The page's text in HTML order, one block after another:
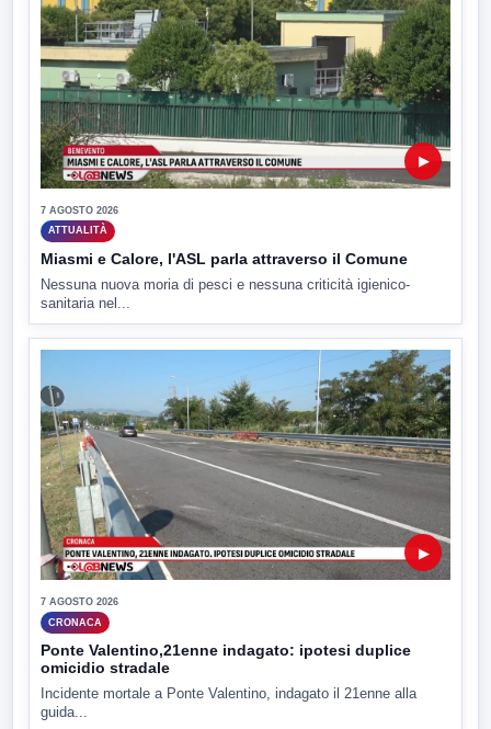
▶
7 AGOSTO 2026
ATTUALITÀ
Miasmi e Calore, l'ASL parla attraverso il Comune
Nessuna nuova moria di pesci e nessuna criticità igienico-
sanitaria nel...
▶
7 AGOSTO 2026
CRONACA
Ponte Valentino,21enne indagato: ipotesi duplice
omicidio stradale
Incidente mortale a Ponte Valentino, indagato il 21enne alla
guida...